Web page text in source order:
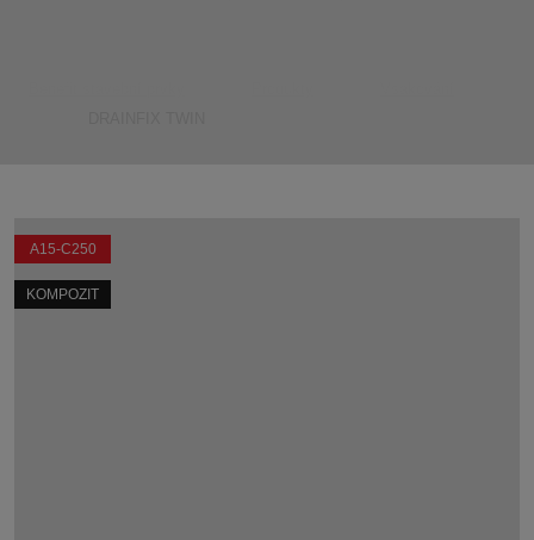
A15-C250
KOMPOZIT